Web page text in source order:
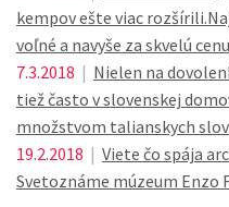
kempov ešte viac
voľné a navyše za skvelú
7.3.2018 | Nielen na
tiež často v slovenskej
množstvom talianskych slov.
19.2.2018 | Viete čo spája
Svetoznáme múzeum Enzo